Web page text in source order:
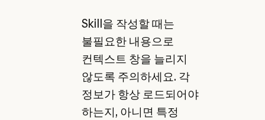
Skill을 작성할 때는
불필요한 내용으로
컨텍스트 창을 늘리지
않도록 주의하세요. 각
정보가 항상 로드되어야
하는지, 아니면 특정